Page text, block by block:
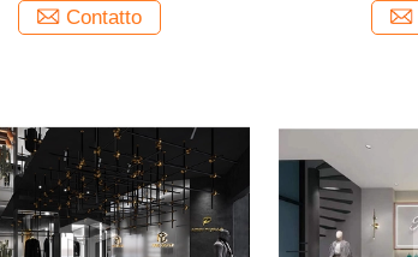
del tessuto
Contatto